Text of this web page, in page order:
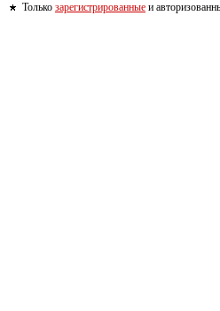
Только зарегистрированные и